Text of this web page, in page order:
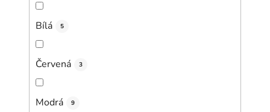
Bílá 5
Červená 3
Modrá 9